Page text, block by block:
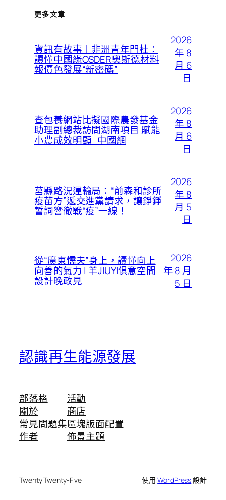
更多文章
資訊有故事丨非洲青年門杜：
讀懂中國綠OSDER奧斯德材料
報價色發展“新密碼”
2026
年 8
月 6
日
查包養網站比擬國際農發基金
助理副總裁訪問湖南項目 賦能
小農成效明顯_中國網
2026
年 8
月 6
日
莒縣路況運輸局：“前森和診所
疫苗方”遞交進黨請求，讓錚錚
誓詞響徹戰“疫”一線！
2026
年 8
月 5
日
從“廣東懦夫”身上，讀懂向上
向善的氣力 | 羊JIUYI俱意空間
設計晚政見
2026
年 8 月
5 日
認識再生能源發展
部落格
關於
常見問題集
作者
活動
商店
區塊版面配置
佈景主題
Twenty Twenty-Five 使用WordPress設計